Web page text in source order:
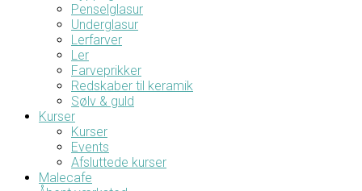
Penselglasur
Underglasur
Lerfarver
Ler
Farveprikker
Redskaber til keramik
Sølv & guld
Kurser
Kurser
Events
Afsluttede kurser
Malecafe